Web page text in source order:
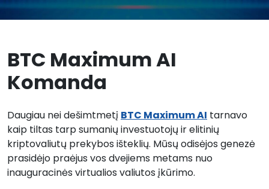
BTC Maximum AI
Komanda
Daugiau nei dešimtmetį BTC Maximum AI tarnavo
kaip tiltas tarp sumanių investuotojų ir elitinių
kriptovaliutų prekybos išteklių. Mūsų odisėjos genezė
prasidėjo praėjus vos dvejiems metams nuo
inauguracinės virtualios valiutos įkūrimo.